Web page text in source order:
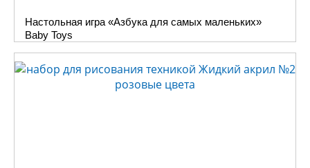
Настольная игра «Азбука для самых маленьких»
Baby Toys